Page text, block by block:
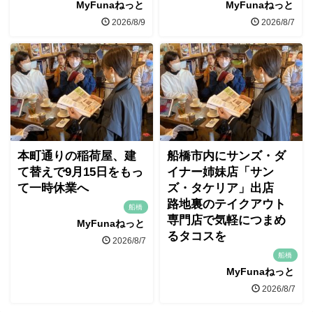
MyFunaねっと
2026/8/9
MyFunaねっと
2026/8/7
本町通りの稲荷屋、建
て替えで9月15日をもっ
て一時休業へ
船橋
MyFunaねっと
2026/8/7
船橋市内にサンズ・ダ
イナー姉妹店「サン
ズ・タケリア」出店
路地裏のテイクアウト
専門店で気軽につまめ
るタコスを
船橋
MyFunaねっと
2026/8/7